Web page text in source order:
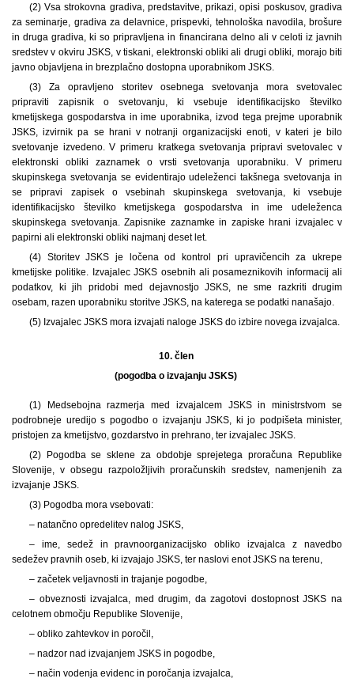
(2) Vsa strokovna gradiva, predstavitve, prikazi, opisi poskusov, gradiva
za seminarje, gradiva za delavnice, prispevki, tehnološka navodila, brošure
in druga gradiva, ki so pripravljena in financirana delno ali v celoti iz javnih
sredstev v okviru JSKS, v tiskani, elektronski obliki ali drugi obliki, morajo biti
javno objavljena in brezplačno dostopna uporabnikom JSKS.
(3) Za opravljeno storitev osebnega svetovanja mora svetovalec
pripraviti zapisnik o svetovanju, ki vsebuje identifikacijsko številko
kmetijskega gospodarstva in ime uporabnika, izvod tega prejme uporabnik
JSKS, izvirnik pa se hrani v notranji organizacijski enoti, v kateri je bilo
svetovanje izvedeno. V primeru kratkega svetovanja pripravi svetovalec v
elektronski obliki zaznamek o vrsti svetovanja uporabniku. V primeru
skupinskega svetovanja se evidentirajo udeleženci takšnega svetovanja in
se pripravi zapisek o vsebinah skupinskega svetovanja, ki vsebuje
identifikacijsko številko kmetijskega gospodarstva in ime udeleženca
skupinskega svetovanja. Zapisnike zaznamke in zapiske hrani izvajalec v
papirni ali elektronski obliki najmanj deset let.
(4) Storitev JSKS je ločena od kontrol pri upravičencih za ukrepe
kmetijske politike. Izvajalec JSKS osebnih ali posameznikovih informacij ali
podatkov, ki jih pridobi med dejavnostjo JSKS, ne sme razkriti drugim
osebam, razen uporabniku storitve JSKS, na katerega se podatki nanašajo.
(5) Izvajalec JSKS mora izvajati naloge JSKS do izbire novega izvajalca.
10. člen
(pogodba o izvajanju JSKS)
(1) Medsebojna razmerja med izvajalcem JSKS in ministrstvom se
podrobneje uredijo s pogodbo o izvajanju JSKS, ki jo podpišeta minister,
pristojen za kmetijstvo, gozdarstvo in prehrano, ter izvajalec JSKS.
(2) Pogodba se sklene za obdobje sprejetega proračuna Republike
Slovenije, v obsegu razpoložljivih proračunskih sredstev, namenjenih za
izvajanje JSKS.
(3) Pogodba mora vsebovati:
– natančno opredelitev nalog JSKS,
– ime, sedež in pravnoorganizacijsko obliko izvajalca z navedbo
sedežev pravnih oseb, ki izvajajo JSKS, ter naslovi enot JSKS na terenu,
– začetek veljavnosti in trajanje pogodbe,
– obveznosti izvajalca, med drugim, da zagotovi dostopnost JSKS na
celotnem območju Republike Slovenije,
– obliko zahtevkov in poročil,
– nadzor nad izvajanjem JSKS in pogodbe,
– način vodenja evidenc in poročanja izvajalca,